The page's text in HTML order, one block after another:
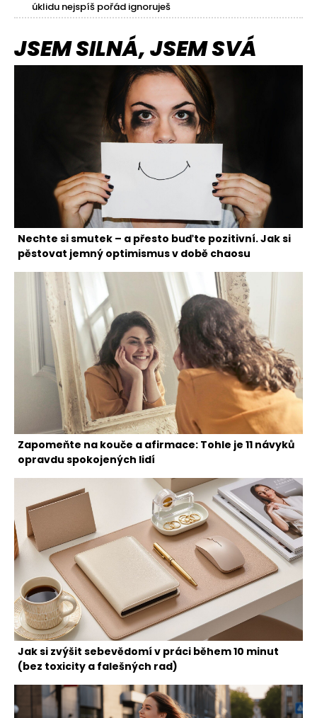
úklidu nejspíš pořád ignoruješ
JSEM SILNÁ, JSEM SVÁ
Nechte si smutek – a přesto buďte pozitivní. Jak si
pěstovat jemný optimismus v době chaosu
Zapomeňte na kouče a afirmace: Tohle je 11 návyků
opravdu spokojených lidí
Jak si zvýšit sebevědomí v práci během 10 minut
(bez toxicity a falešných rad)